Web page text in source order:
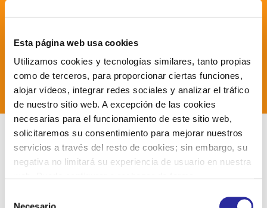
Esta página web usa cookies
Utilizamos cookies y tecnologías similares, tanto propias
como de terceros, para proporcionar ciertas funciones,
alojar vídeos, integrar redes sociales y analizar el tráfico
de nuestro sitio web. A excepción de las cookies
necesarias para el funcionamiento de este sitio web,
solicitaremos su consentimiento para mejorar nuestros
servicios a través del resto de cookies; sin embargo, su
negativa no limitará su experiencia de usuario en nuestra
más información, puede consultar nuestra
Política de
Necesario
protocolos necesarios para casos de
alergias e intolerancias alimentarias.
Seguridad